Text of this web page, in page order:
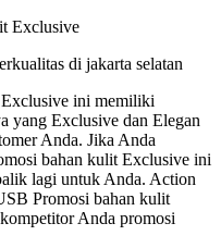
Exclusive
ini memiliki
yang Exclusive dan Elegan
Anda. Jika Anda
bahan kulit Exclusive ini
lagi untuk Anda. Action
Promosi bahan kulit
Anda promosi